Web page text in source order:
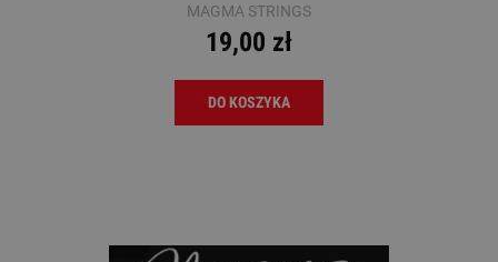
MAGMA STRINGS
19,00 zł
DO KOSZYKA